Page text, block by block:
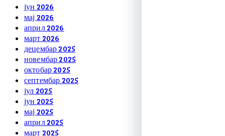
јун 2026
мај 2026
април 2026
март 2026
децембар 2025
новембар 2025
октобар 2025
септембар 2025
јул 2025
јун 2025
мај 2025
април 2025
март 2025